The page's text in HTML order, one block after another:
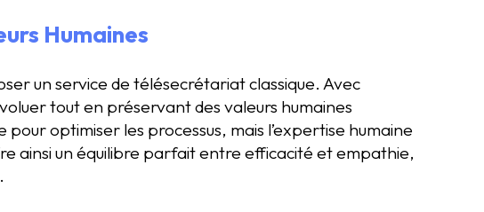
Humaines
un service de télésecrétariat classique. Avec
tout en préservant des valeurs humaines
optimiser les processus, mais l’expertise humaine
ainsi un équilibre parfait entre efficacité et empathie,